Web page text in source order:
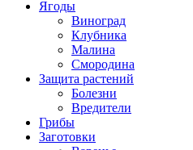
Ягоды
Виноград
Клубника
Малина
Смородина
Защита растений
Болезни
Вредители
Грибы
Заготовки